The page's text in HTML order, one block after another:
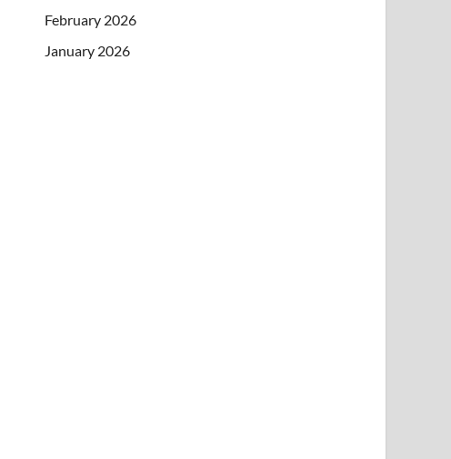
February 2026
January 2026